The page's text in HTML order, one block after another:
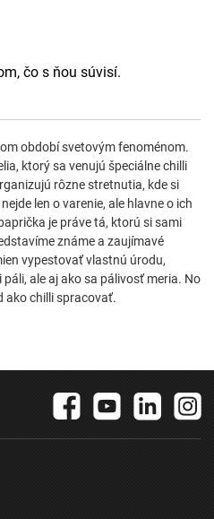
čo s ňou súvisí.
období svetovým fenoménom.
ktorý sa venujú špeciálne chilli
rôzne stretnutia, kde si
len o varenie, ale hlavne o ich
je práve tá, ktorú si sami
známe a zaujímavé
vypestovať vlastnú úrodu,
ale aj ako sa pálivosť meria. No
ako chilli spracovať.